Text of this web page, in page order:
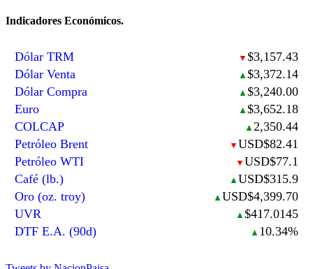
Indicadores Económicos.
Dólar TRM ▼ $3,157.43
Dólar Venta
▲ $3,372.14
Dólar Compra
▲ $3,240.00
Euro
▲ $3,652.18
COLCAP
▲ 2,350.44
Petróleo Brent
▼ USD$82.41
Petróleo WTI
▼ USD$77.1
Café (lb.)
▲ USD$315.9
Oro (oz. troy)
▲ USD$4,399.70
UVR
▲ $417.0145
DTF E.A. (90d)
▲ 10.34%